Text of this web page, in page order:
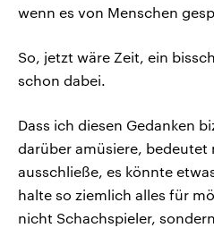
wenn es von Menschen
So, jetzt wäre Zeit, ein
schon dabei.
Dass ich diesen Gedanken
darüber amüsiere, bedeutet
ausschließe, es könnte
halte so ziemlich alles für
nicht Schachspieler,